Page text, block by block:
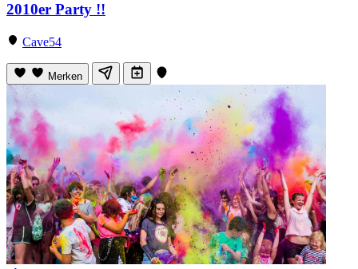
2010er Party !!
Cave54
Merken